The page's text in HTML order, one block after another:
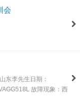
会
东李先生日期：